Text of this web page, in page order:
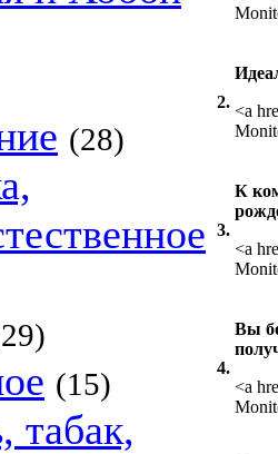
(28)
(15)
табак,
2. <a
3.
К
<a
4.
Вы
<a